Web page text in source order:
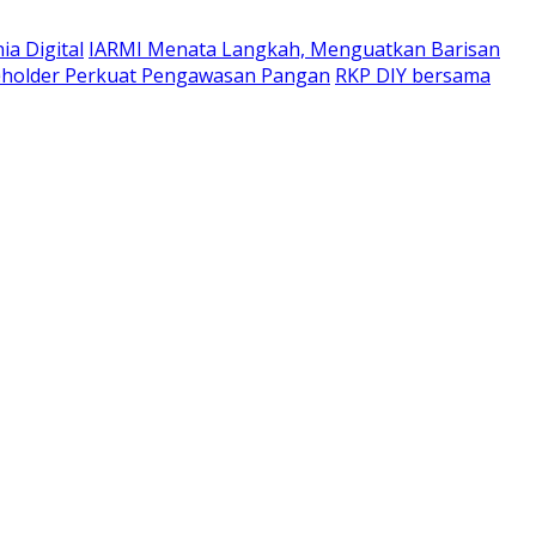
Digital IARMI Menata Langkah, Menguatkan Barisan
Perkuat Pengawasan Pangan RKP DIY bersama